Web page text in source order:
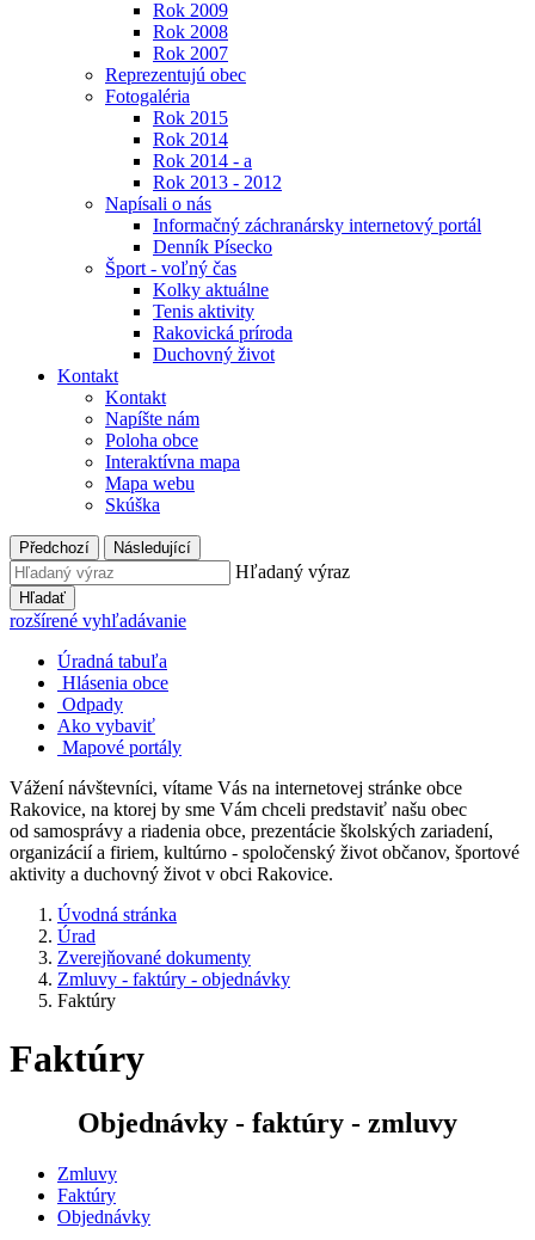
Rok 2009
Rok 2008
Rok 2007
Reprezentujú obec
Fotogaléria
Rok 2015
Rok 2014
Rok 2014 - a
Rok 2013 - 2012
Napísali o nás
Informačný záchranársky internetový portál
Denník Písecko
Šport - voľný čas
Kolky aktuálne
Tenis aktivity
Rakovická príroda
Duchovný život
Kontakt
Kontakt
Napíšte nám
Poloha obce
Interaktívna mapa
Mapa webu
Skúška
Předchozí Následující
Hľadaný výraz
Hľadať
rozšírené vyhľadávanie
Úradná tabuľa
Hlásenia obce
Odpady
Ako vybaviť
Mapové portály
Vážení návštevníci, vítame Vás na internetovej stránke obce
Rakovice, na ktorej by sme Vám chceli predstaviť našu obec
od samosprávy a riadenia obce, prezentácie školských zariadení,
organizácií a firiem, kultúrno - spoločenský život občanov, športové
aktivity a duchovný život v obci Rakovice.
Úvodná stránka
Úrad
Zverejňované dokumenty
Zmluvy - faktúry - objednávky
Faktúry
Faktúry
Objednávky - faktúry - zmluvy
Zmluvy
Faktúry
Objednávky